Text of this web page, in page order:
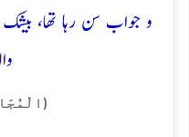
و جواب سن رہا تھا، بیشک